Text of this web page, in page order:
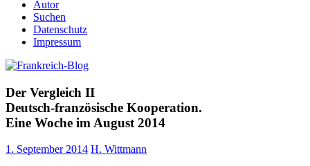
Autor
Suchen
Datenschutz
Impressum
Der Vergleich II
Deutsch-französische Kooperation.
Eine Woche im August 2014
1. September 2014 H. Wittmann